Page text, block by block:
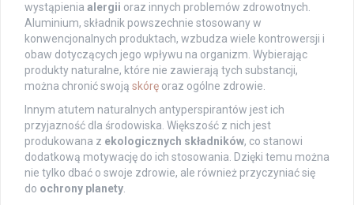
wystąpienia alergii oraz innych problemów zdrowotnych.
Aluminium, składnik powszechnie stosowany w
konwencjonalnych produktach, wzbudza wiele kontrowersji i
obaw dotyczących jego wpływu na organizm. Wybierając
produkty naturalne, które nie zawierają tych substancji,
można chronić swoją skórę oraz ogólne zdrowie.
Innym atutem naturalnych antyperspirantów jest ich
przyjazność dla środowiska. Większość z nich jest
produkowana z ekologicznych składników, co stanowi
dodatkową motywację do ich stosowania. Dzięki temu można
nie tylko dbać o swoje zdrowie, ale również przyczyniać się
do ochrony planety